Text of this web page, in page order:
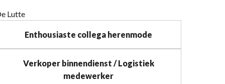
Lutte
Enthousiaste collega herenmode
Verkoper binnendienst / Logistiek
medewerker